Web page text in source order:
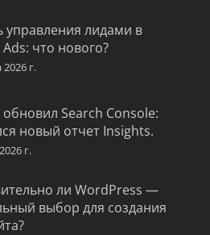
управления лидами в
что нового?
2026 г.
обновил Search Console:
новый отчет Insights.
г.
ли WordPress —
выбор для создания